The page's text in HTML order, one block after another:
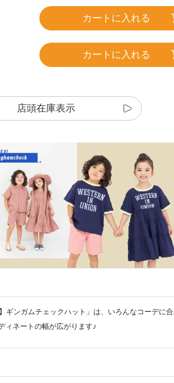
カートに入れる
カートに入れる
店頭在庫表示
ギンガムチェックハット」は、いろんなコーデに
ィネートの幅が広がります♪